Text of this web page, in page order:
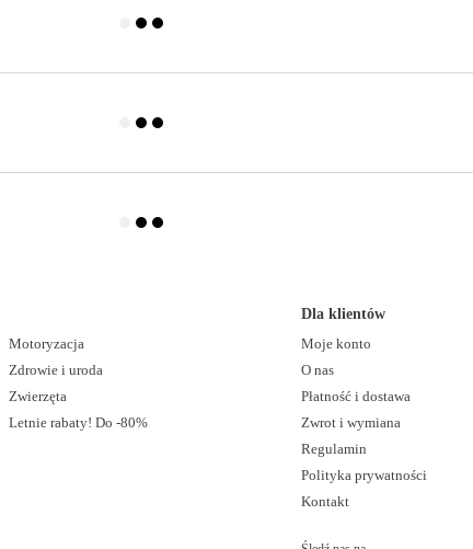
Motoryzacja
Zdrowie i uroda
Zwierzęta
Letnie rabaty! Do -80%
Dla klientów
Moje konto
O nas
Płatność i dostawa
Zwrot i wymiana
Regulamin
Polityka prywatności
Kontakt